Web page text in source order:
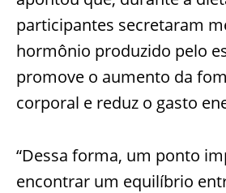
participantes secretaram
hormônio produzido pelo
promove o aumento da
corporal e reduz o gasto
“Dessa forma, um ponto
encontrar um equilíbrio